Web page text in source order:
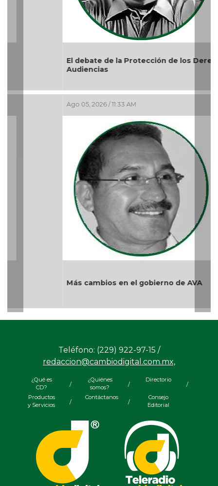
El debate de la Protección de los Derechos de las
Ago 05, 2026 / 11:33 AM
Más cambios en el gobierno de AVA
Teléfono: (229) 922-97-15 /
redaccion@cambiodigital.com.mx,
¿Qué es
CD?
/
¿Quiénes
somos?
/
Directorio
/
Productos
y Servicios
/
Contáctanos
/
Consejo
Editorial